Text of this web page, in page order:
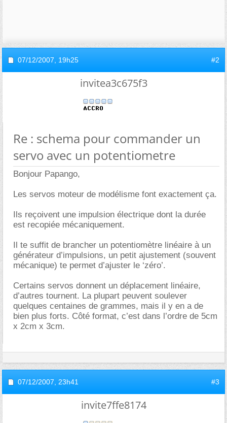
07/12/2007, 19h25 #2
invitea3c675f3
Re : schema pour commander un
servo avec un potentiometre
Bonjour Papango,
Les servos moteur de modélisme font exactement ça.
Ils reçoivent une impulsion électrique dont la durée
est recopiée mécaniquement.
Il te suffit de brancher un potentiomètre linéaire à un
générateur d’impulsions, un petit ajustement (souvent
mécanique) te permet d’ajuster le ‘zéro’.
Certains servos donnent un déplacement linéaire,
d’autres tournent. La plupart peuvent soulever
quelques centaines de grammes, mais il y en a de
bien plus forts. Côté format, c’est dans l’ordre de 5cm
x 2cm x 3cm.
07/12/2007, 23h41 #3
invite7ffe8174